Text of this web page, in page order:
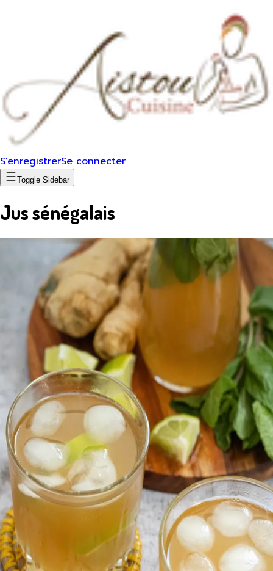
S'enregistrerSe connecter
Toggle Sidebar
Jus sénégalais